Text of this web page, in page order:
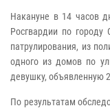
Накануне в 14 часов
Росгвардии по городу
патрулирования, из
одного из домов по
девушку, объявленную
По результатам